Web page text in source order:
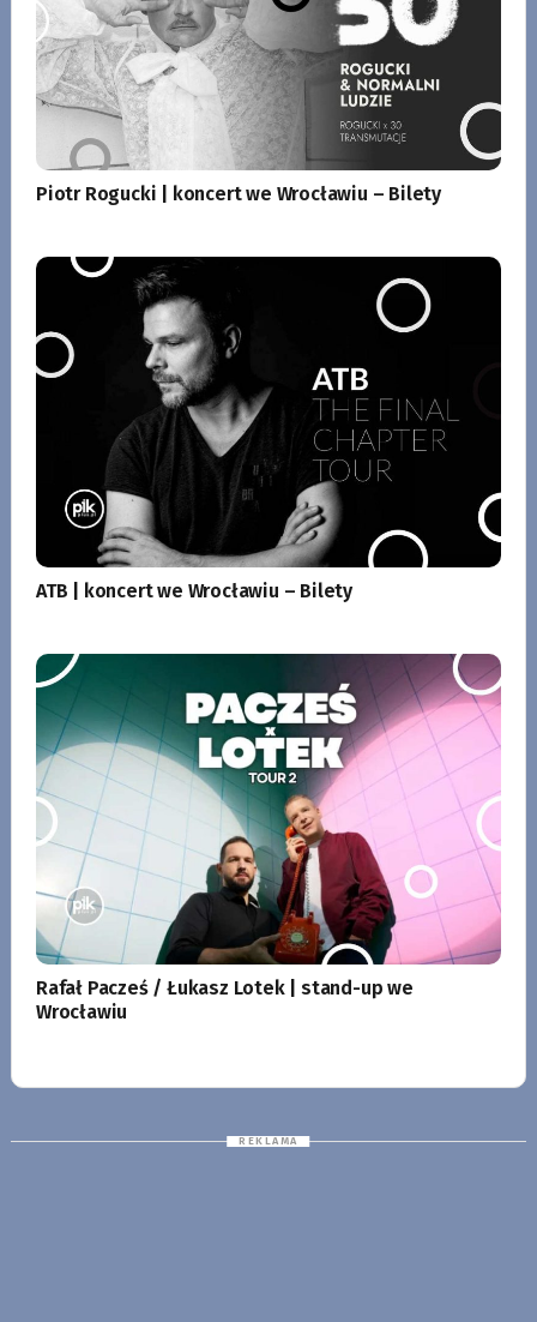
Piotr Rogucki | koncert we Wrocławiu – Bilety
ATB | koncert we Wrocławiu – Bilety
Rafał Pacześ / Łukasz Lotek | stand-up we
Wrocławiu